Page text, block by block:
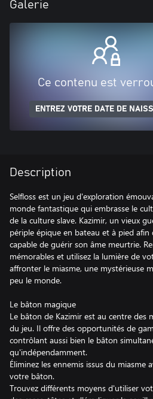
Galerie
Ce contenu est
ENTREZ VOTRE DATE DE
Description
Selfloss est un jeu d'exploration
monde fantastique qui embrasse le
de la culture slave. Kazimir, un vieux
périple épique en bateau et à pied
capable de guérir son âme meurtrie.
mémorables et utilisez la lumière de
affronter le miasme, une mystérieuse
peu le monde.
Le bâton magique
Le bâton de Kazimir est au centre des
du jeu. Il offre des opportunités de
contrôlant aussi bien le bâton
qu'indépendamment.
Éliminez les ennemis issus du miasme
votre bâton.
Trouvez différents moyens d'utiliser